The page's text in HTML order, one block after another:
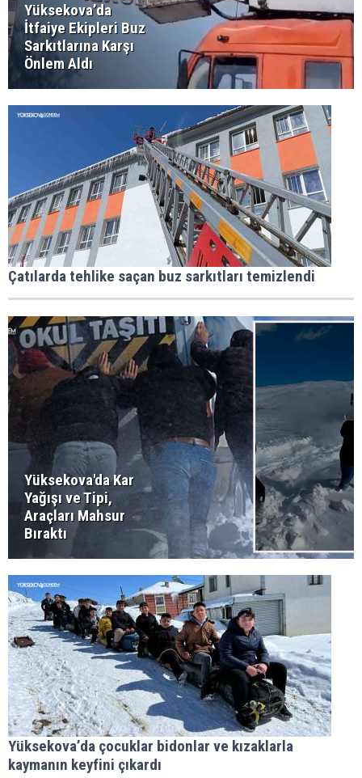
Yüksekova’da
İtfaiye Ekipleri Buz
Sarkıtlarına Karşı
Önlem Aldı
Çatılarda tehlike saçan buz sarkıtları temizlendi
Yüksekova'da Kar
Yağışı ve Tipi,
Araçları Mahsur
Bıraktı
Yüksekova’da çocuklar bidonlar ve kızaklarla
kaymanın keyfini çıkardı